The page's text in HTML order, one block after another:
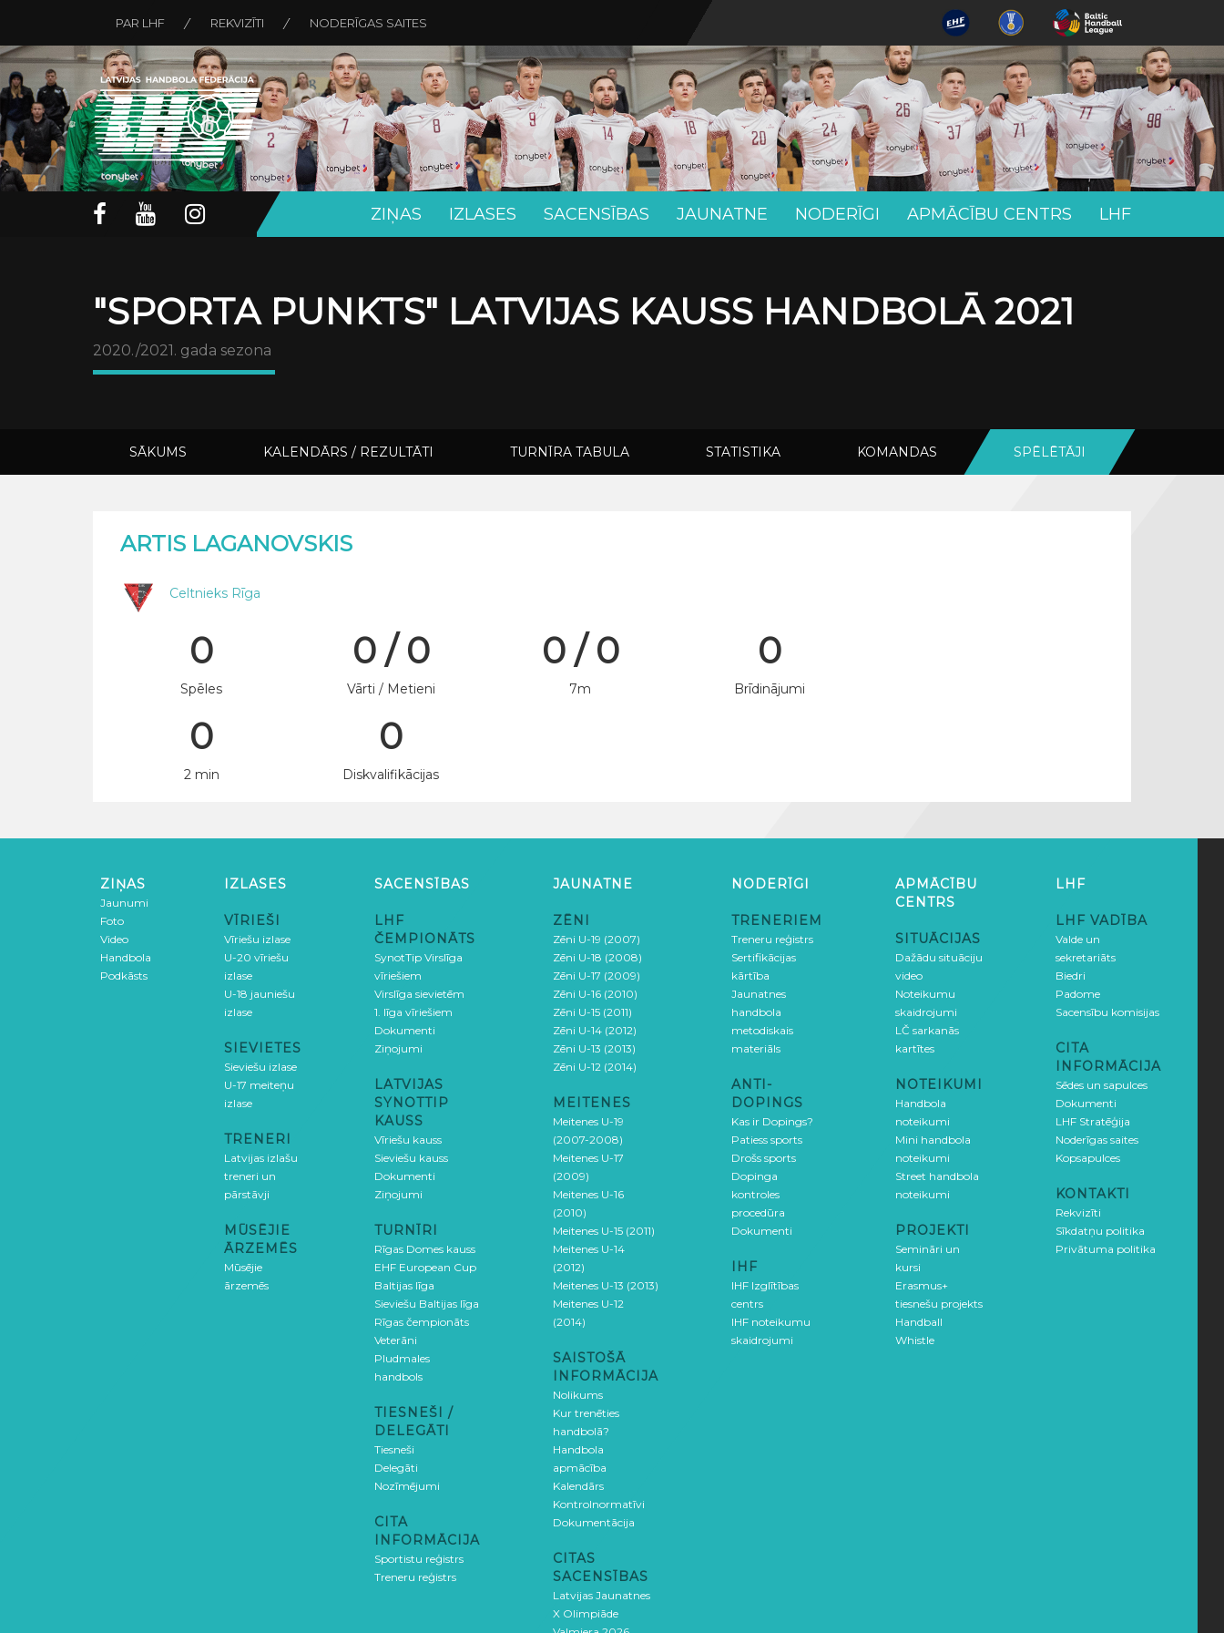
PAR LHF REKVIZĪTI NODERĪGAS SAITES
ZIŅAS IZLASES SACENSĪBAS JAUNATNE NODERĪGI APMĀCĪBU CENTRS LHF
"SPORTA PUNKTS" LATVIJAS KAUSS HANDBOLĀ 2021
2020./2021. gada sezona
SĀKUMS KALENDĀRS / REZULTĀTI TURNĪRA TABULA STATISTIKA KOMANDAS SPĒLĒTĀJI
ARTIS LAGANOVSKIS
Celtnieks Rīga
0
Spēles
0 / 0
Vārti / Metieni
0 / 0
7m
0
Brīdinājumi
0
2 min
0
Diskvalifikācijas
ZIŅAS
Jaunumi
Foto
Video
Handbola
Podkāsts
IZLASES
VĪRIEŠI
Vīriešu izlase
U-20 vīriešu
izlase
U-18 jauniešu
izlase
SIEVIETES
Sieviešu izlase
U-17 meiteņu
izlase
TRENERI
Latvijas izlašu
treneri un
pārstāvji
MŪSĒJIE
ĀRZEMĒS
Mūsējie
ārzemēs
SACENSĪBAS
LHF
ČEMPIONĀTS
SynotTip Virslīga
vīriešiem
Virslīga sievietēm
1. līga vīriešiem
Dokumenti
Ziņojumi
LATVIJAS
SYNOTTIP
KAUSS
Vīriešu kauss
Sieviešu kauss
Dokumenti
Ziņojumi
TURNĪRI
Rīgas Domes kauss
EHF European Cup
Baltijas līga
Sieviešu Baltijas līga
Rīgas čempionāts
Veterāni
Pludmales
handbols
TIESNEŠI /
DELEGĀTI
Tiesneši
Delegāti
Nozīmējumi
CITA
INFORMĀCIJA
Sportistu reģistrs
Treneru reģistrs
JAUNATNE
ZĒNI
Zēni U-19 (2007)
Zēni U-18 (2008)
Zēni U-17 (2009)
Zēni U-16 (2010)
Zēni U-15 (2011)
Zēni U-14 (2012)
Zēni U-13 (2013)
Zēni U-12 (2014)
MEITENES
Meitenes U-19
(2007-2008)
Meitenes U-17
(2009)
Meitenes U-16
(2010)
Meitenes U-15 (2011)
Meitenes U-14
(2012)
Meitenes U-13 (2013)
Meitenes U-12
(2014)
SAISTOŠĀ
INFORMĀCIJA
Nolikums
Kur trenēties
handbolā?
Handbola
apmācība
Kalendārs
Kontrolnormatīvi
Dokumentācija
CITAS
SACENSĪBAS
Latvijas Jaunatnes
X Olimpiāde
NODERĪGI
TRENERIEM
Treneru reģistrs
Sertifikācijas
kārtība
Jaunatnes
handbola
metodiskais
materiāls
ANTI-
DOPINGS
Kas ir Dopings?
Patiess sports
Drošs sports
Dopinga
kontroles
procedūra
Dokumenti
IHF
IHF Izglītības
centrs
IHF noteikumu
skaidrojumi
APMĀCĪBU
CENTRS
SITUĀCIJAS
Dažādu situāciju
video
Noteikumu
skaidrojumi
LČ sarkanās
kartītes
NOTEIKUMI
Handbola
noteikumi
Mini handbola
noteikumi
Street handbola
noteikumi
PROJEKTI
Semināri un
kursi
Erasmus+
tiesnešu projekts
Handball
Whistle
LHF
LHF VADĪBA
Valde un
sekretariāts
Biedri
Padome
Sacensību komisijas
CITA
INFORMĀCIJA
Sēdes un sapulces
Dokumenti
LHF Stratēģija
Noderīgas saites
Kopsapulces
KONTAKTI
Rekvizīti
Sīkdatņu politika
Privātuma politika